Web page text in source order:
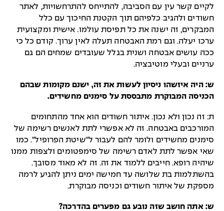
לקיים קשר עין עם הסביבה, להתייחס להתרחשויות, לאתר
חשודים ולהגיב כלפיהם תוך הקטנת החיכוך עם כלל
המבקרים, זה ישנה את כל תפיסת עולמו. אישית ומקצועית
ערכו יעלה. וגם רמת האבטחה תעלה לאין ערוך. קודם כל כי
ככה עושים אבטחה ושנית בגלל שעובדים שמחים הם גם
ערניים ובעלי מוטיבציה.
ש: היה איזשהו ניסיון לעשות את זה, ישנם מקומות שבהם
הכניסה המבוקרת מתבססת על סימנים מחשידים.
ת: זה נכון ולא נכון. איתור חשודים הוא אחד מהתחומים
המורכבים באבטחה. זה לא אפשרי לתת לאנשים רשימה של
סימנים מחשידים ולומר להם לעבור ל"שיטת הפרופיל". כמו
שאי אפשר לתת לאדם רשימה של סימפטומים ולצפות ממנו
שיהיה רופא. חייבים ללמוד את זה. זה לא מאוד מסובך.
בהשתלמות בת שלושה עד חמישה ימים ניתן להגיע לרמה
מספקת של איתור חשודים וכניסה מבוקרת.
ש: אתה חושב שזה נובע גם מפערים בהדרכה?